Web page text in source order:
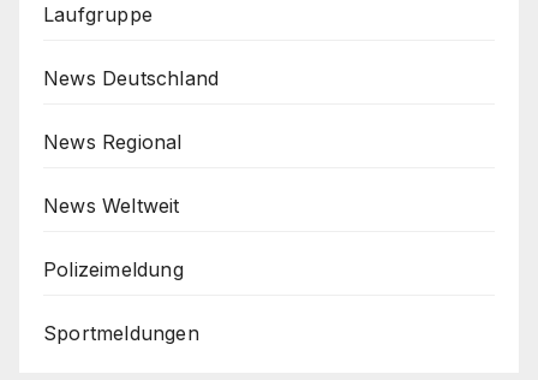
Laufgruppe
News Deutschland
News Regional
News Weltweit
Polizeimeldung
Sportmeldungen